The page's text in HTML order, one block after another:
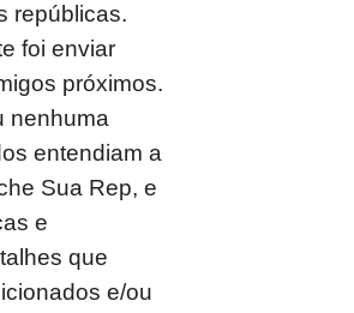
repúblicas.
foi enviar
próximos.
nenhuma
entendiam a
Sua Rep, e
e
que
e/ou